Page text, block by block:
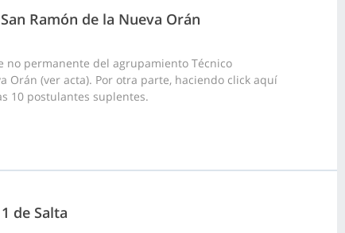
Ramón de la Nueva Orán
no permanente del agrupamiento Técnico
Orán (ver acta). Por otra parte, haciendo click aquí
10 postulantes suplentes.
de Salta